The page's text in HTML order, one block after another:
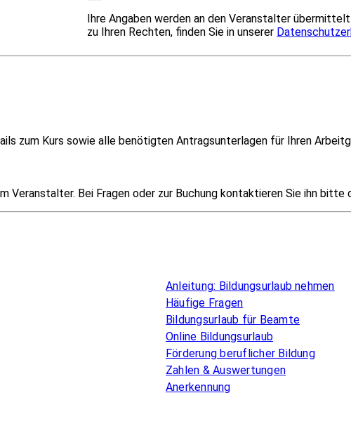
Ihre Angaben werden an den Veranstalter
zu Ihren Rechten, finden Sie in unserer
zum Kurs sowie alle benötigten Antragsunterlagen für Ihren
Veranstalter. Bei Fragen oder zur Buchung kontaktieren Sie ihn bitte
Anleitung: Bildungsurlaub nehmen
Häufige Fragen
Bildungsurlaub für Beamte
Online Bildungsurlaub
Förderung beruflicher Bildung
Zahlen & Auswertungen
Anerkennung